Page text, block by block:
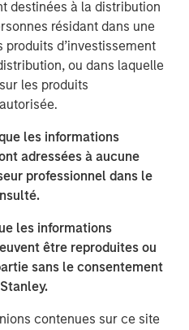
destinées à la distribution
résidant dans une
d’investissement
ou dans laquelle
les produits
les informations
adressées à aucune
professionnel dans le
les informations
être reproduites ou
sans le consentement
contenues sur ce site
to the fossil fuel
work in construction,
Instagrid has
of its flagship product in 29
years ago. With strong
solutions expected to
policy developments in
there is a large
of its North American
US CEO, Rich Romer, and
divisions, and launch
States and Canada.
Dr Sebastian Berning